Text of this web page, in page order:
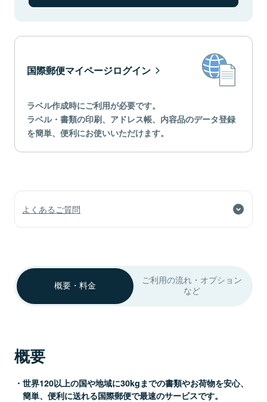
国際郵便マイページログイン
ラベル作成時にご利用が必要です。
ラベル・書類の印刷、アドレス帳、内容品のデータ登録
を簡単、便利にお使いいただけます。
よくあるご質問
概要・料金
ご利用の流れ・オプション
など
概要
世界120以上の国や地域に30kgまでの書類やお荷物を安心、
簡単、便利に送れる国際郵便で最速のサービスです。